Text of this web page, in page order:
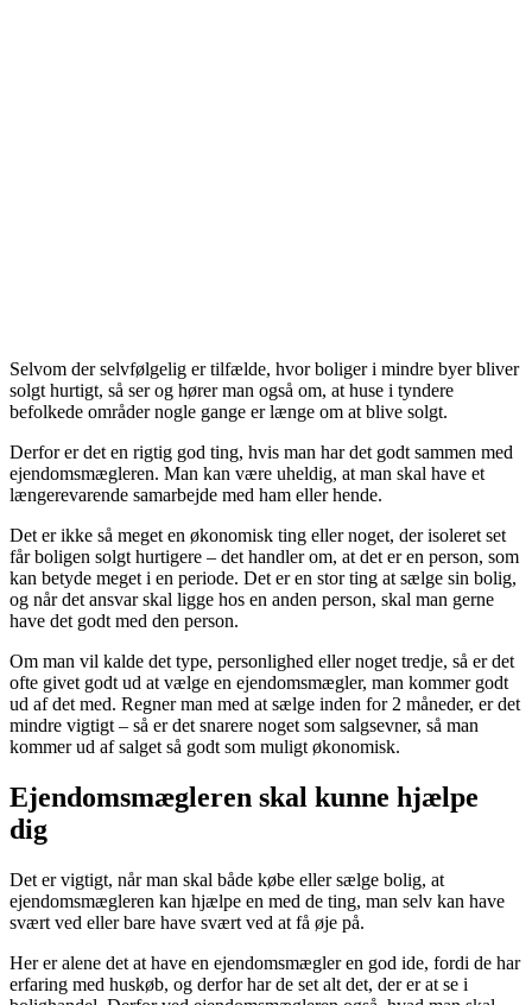
Selvom der selvfølgelig er tilfælde, hvor boliger i mindre byer bliver
solgt hurtigt, så ser og hører man også om, at huse i tyndere
befolkede områder nogle gange er længe om at blive solgt.
Derfor er det en rigtig god ting, hvis man har det godt sammen med
ejendomsmægleren. Man kan være uheldig, at man skal have et
længerevarende samarbejde med ham eller hende.
Det er ikke så meget en økonomisk ting eller noget, der isoleret set
får boligen solgt hurtigere – det handler om, at det er en person, som
kan betyde meget i en periode. Det er en stor ting at sælge sin bolig,
og når det ansvar skal ligge hos en anden person, skal man gerne
have det godt med den person.
Om man vil kalde det type, personlighed eller noget tredje, så er det
ofte givet godt ud at vælge en ejendomsmægler, man kommer godt
ud af det med. Regner man med at sælge inden for 2 måneder, er det
mindre vigtigt – så er det snarere noget som salgsevner, så man
kommer ud af salget så godt som muligt økonomisk.
Ejendomsmægleren skal kunne hjælpe
dig
Det er vigtigt, når man skal både købe eller sælge bolig, at
ejendomsmægleren kan hjælpe en med de ting, man selv kan have
svært ved eller bare have svært ved at få øje på.
Her er alene det at have en ejendomsmægler en god ide, fordi de har
erfaring med huskøb, og derfor har de set alt det, der er at se i